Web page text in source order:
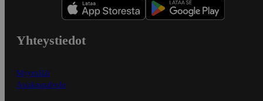
Yhteystiedot
Myymälät
Asiakaspalvelu